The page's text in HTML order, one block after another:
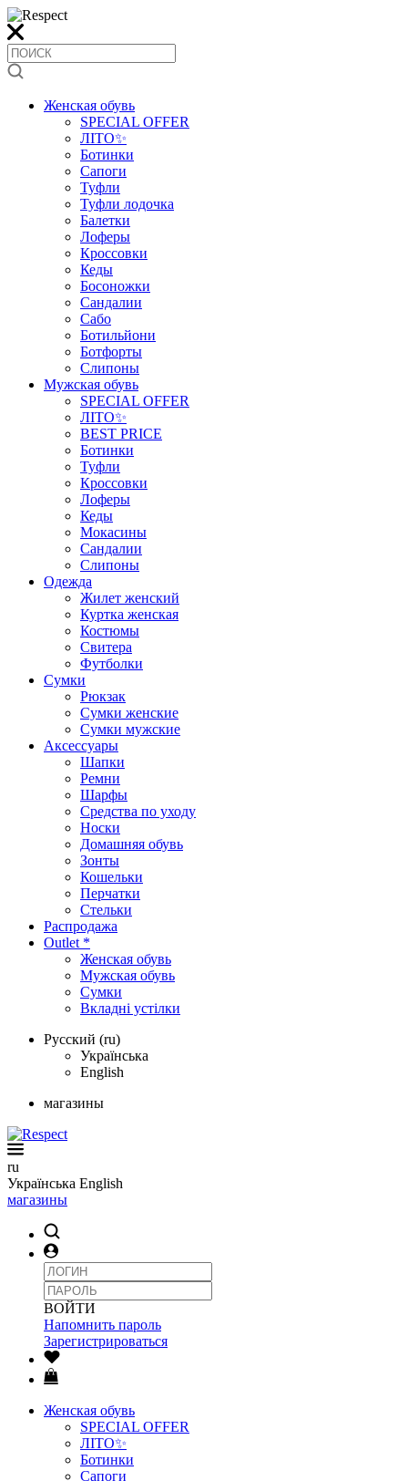
Женская обувь
SPECIAL OFFER
ЛІТО✨
Ботинки
Сапоги
Туфли
Туфли лодочка
Балетки
Лоферы
Кроссовки
Кеды
Босоножки
Сандалии
Сабо
Ботильйони
Ботфорты
Слипоны
Мужская обувь
SPECIAL OFFER
ЛІТО✨
BEST PRICE
Ботинки
Туфли
Кроссовки
Лоферы
Кеды
Мокасины
Сандалии
Слипоны
Одежда
Жилет женский
Куртка женская
Костюмы
Свитера
Футболки
Сумки
Рюкзак
Сумки женские
Сумки мужские
Аксеcсуары
Шапки
Ремни
Шарфы
Средства по уходу
Носки
Домашняя обувь
Зонты
Кошельки
Перчатки
Стельки
Распродажа
Outlet *
Женская обувь
Мужская обувь
Сумки
Вкладні устілки
Русский (ru)
Українська
English
магазины
ru
Українська English
магазины
ВОЙТИ
Напомнить пароль
Зарегистрироваться
Женская обувь
SPECIAL OFFER
ЛІТО✨
Ботинки
Сапоги